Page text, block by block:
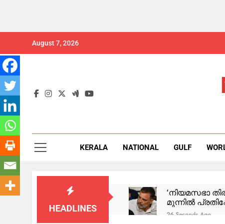
content
August 7, 2026
KERALA NATIONAL GULF
HEADLINES
‘നിയമസഭാ
മുന്നിൽ
26 Seconds Ago